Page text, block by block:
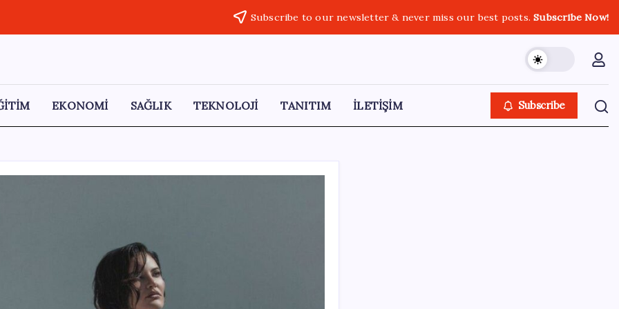
Subscribe to our newsletter & never miss our best posts.Subscribe Now!
EKONOMİ SAĞLIK TEKNOLOJİ TANITIM İLETİŞİM Subscribe